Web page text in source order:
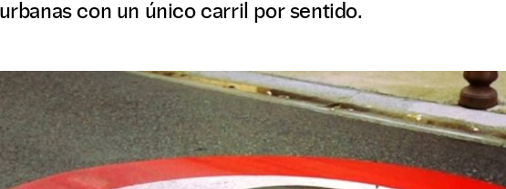
con un único carril por sentido.